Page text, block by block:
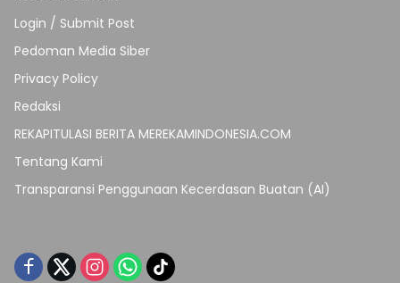
Login / Submit Post
Pedoman Media Siber
Privacy Policy
Redaksi
REKAPITULASI BERITA MEREKAMINDONESIA.COM
Tentang Kami
Transparansi Penggunaan Kecerdasan Buatan (AI)